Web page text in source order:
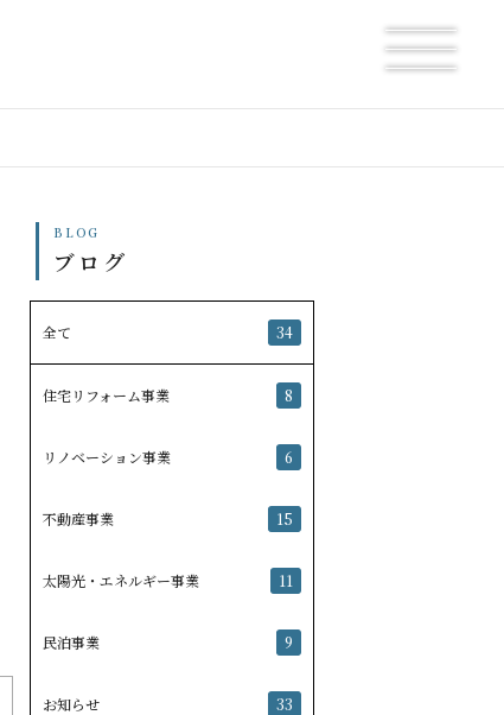
BLOG
ブログ
全て 34
住宅リフォーム事業 8
リノベーション事業 6
不動産事業 15
太陽光・エネルギー事業 11
民泊事業 9
お知らせ 33